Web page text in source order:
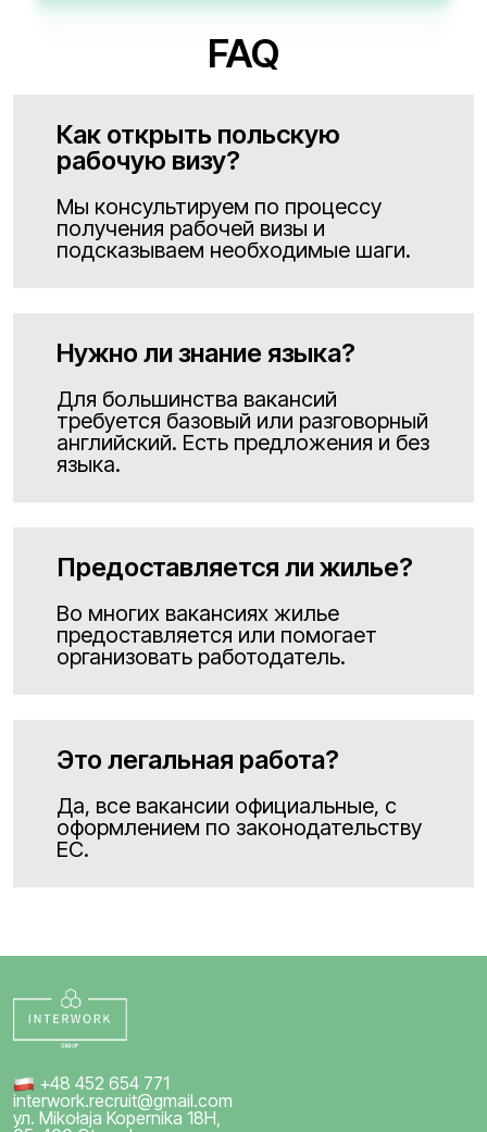
FAQ
Как открыть польскую
рабочую визу?
Мы консультируем по процессу
получения рабочей визы и
подсказываем необходимые шаги.
Нужно ли знание языка?
Для большинства вакансий
требуется базовый или разговорный
английский. Есть предложения и без
языка.
Предоставляется ли жилье?
Во многих вакансиях жилье
предоставляется или помогает
организовать работодатель.
Это легальная работа?
Да, все вакансии официальные, с
оформлением по законодательству
ЕС.
+48 452 654 771
interwork.recruit@gmail.com
ул. Mikołaja Kopernika 18H,